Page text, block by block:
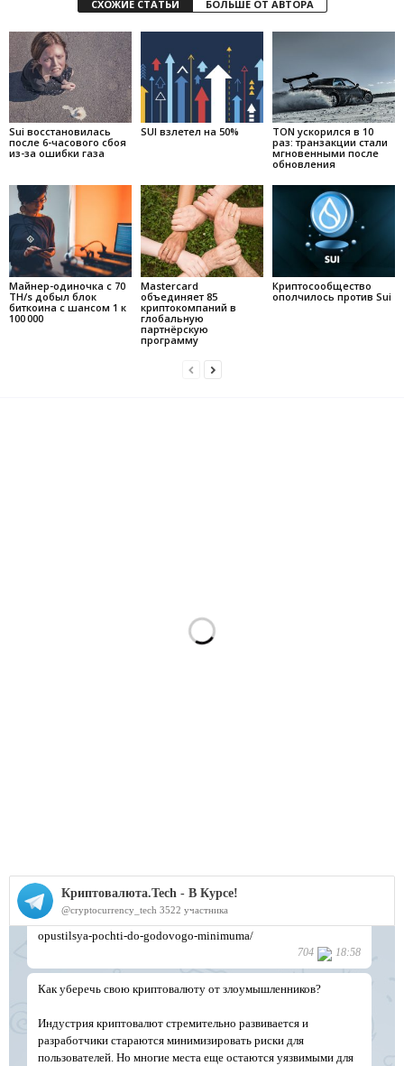
СХОЖИЕ СТАТЬИ БОЛЬШЕ ОТ АВТОРА
Sui восстановилась
после 6-часового сбоя
из-за ошибки газа
SUI взлетел на 50%
TON ускорился в 10
раз: транзакции стали
мгновенными после
обновления
Майнер-одиночка с 70
TH/s добыл блок
биткоина с шансом 1 к
100 000
Mastercard
объединяет 85
криптокомпаний в
глобальную
партнёрскую
программу
Криптосообщество
ополчилось против Sui